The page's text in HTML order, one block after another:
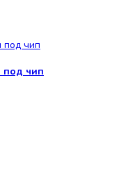
под чип